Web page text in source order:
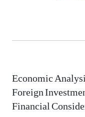
Economic
Foreign
Financial